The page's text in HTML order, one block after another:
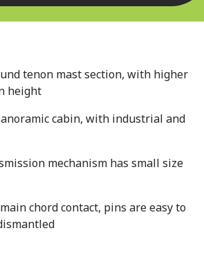
tenon mast section, with higher
height
cabin, with industrial and
mechanism has small size
chord contact, pins are easy to